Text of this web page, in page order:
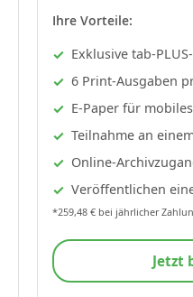
Ihre Vorteile:
Exklusive tab-
6 Print-Ausgaben
E-Paper für
Teilnahme an
Online-
Veröffentlichen
*259,48 € bei jährlicher
Jetzt